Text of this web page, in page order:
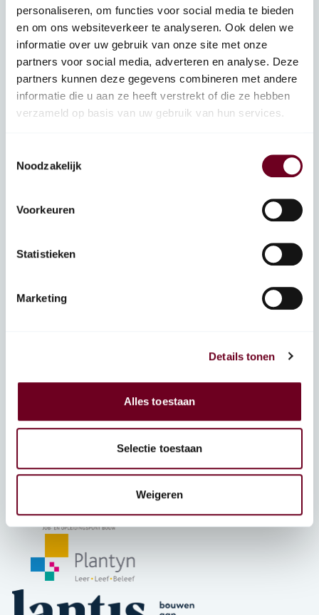
personaliseren, om functies voor social media te bieden
en om ons websiteverkeer te analyseren. Ook delen we
informatie over uw gebruik van onze site met onze
partners voor social media, adverteren en analyse. Deze
partners kunnen deze gegevens combineren met andere
informatie die u aan ze heeft verstrekt of die ze hebben
verzameld op basis van uw gebruik van hun services.
Noodzakelijk
Voorkeuren
Statistieken
Marketing
Details tonen
Alles toestaan
Selectie toestaan
Weigeren
Wetenschappelijk advies, monitoring en evaluatie
door
Met dank aan